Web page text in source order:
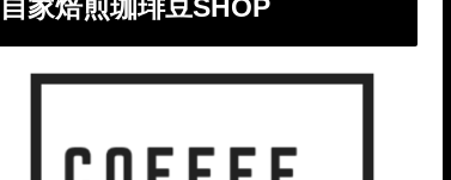
自家焙煎珈琲豆SHOP